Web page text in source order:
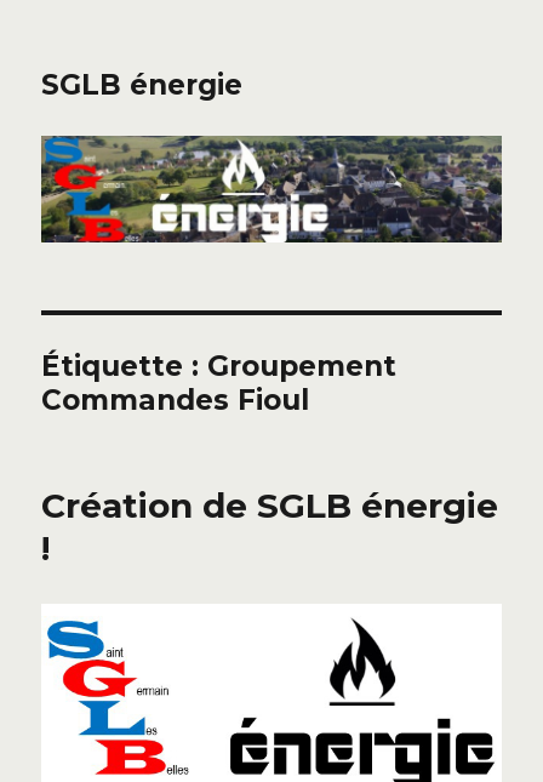
SGLB énergie
Étiquette : Groupement
Commandes Fioul
Création de SGLB énergie
!